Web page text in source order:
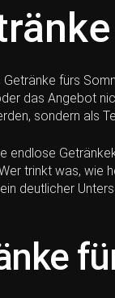
fürs
das Angebot
sondern als
endlose
trinkt was, wie
deutlicher